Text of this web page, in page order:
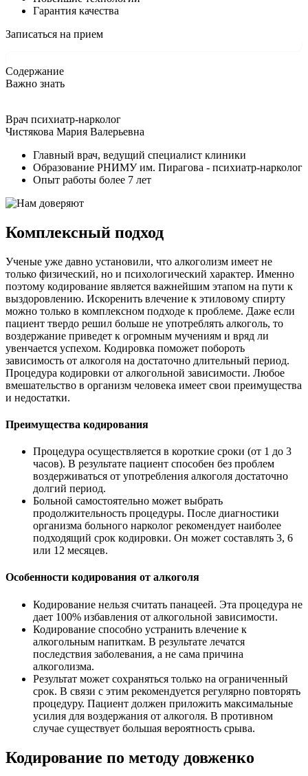
Гарантия качества
Записаться на прием
Содержание
Важно знать
Врач психиатр-нарколог
Чистякова Мария Валерьевна
Главный врач, ведущий специалист клиники
Образование РНИМУ им. Пирагова - психиатр-нарколог
Опыт работы более 7 лет
Комплексный подход
Ученые уже давно установили, что алкоголизм имеет не
только физический, но и психологический характер. Именно
поэтому кодирование является важнейшим этапом на пути к
выздоровлению. Искоренить влечение к этиловому спирту
можно только в комплексном подходе к проблеме. Даже если
пациент твердо решил больше не употреблять алкоголь, то
воздержание приведет к огромным мучениям и вряд ли
увенчается успехом. Кодировка поможет побороть
зависимость от алкоголя на достаточно длительный период.
Процедура кодировки от алкогольной зависимости. Любое
вмешательство в организм человека имеет свои преимущества
и недостатки.
Преимущества кодирования
Процедура осуществляется в короткие сроки (от 1 до 3
часов). В результате пациент способен без проблем
воздерживаться от употребления алкоголя достаточно
долгий период.
Больной самостоятельно может выбрать
продолжительность процедуры. После диагностики
организма больного нарколог рекомендует наиболее
подходящий срок кодировки. Он может составлять 3, 6
или 12 месяцев.
Особенности кодирования от алкоголя
Кодирование нельзя считать панацеей. Эта процедура не
дает 100% избавления от алкогольной зависимости.
Кодирование способно устранить влечение к
алкогольным напиткам. В результате лечатся
последствия заболевания, а не сама причина
алкоголизма.
Результат может сохраняться только на ограниченный
срок. В связи с этим рекомендуется регулярно повторять
процедуру. Пациент должен приложить максимальные
усилия для воздержания от алкоголя. В противном
случае существует большая вероятность срыва.
Кодирование по методу довженко